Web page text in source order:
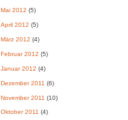
Mai 2012 (5)
April 2012 (5)
März 2012 (4)
Februar 2012 (5)
Januar 2012 (4)
Dezember 2011 (6)
November 2011 (10)
Oktober 2011 (4)